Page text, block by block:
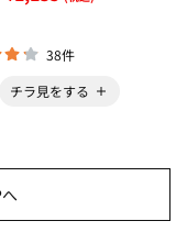
38件
チラ見をする